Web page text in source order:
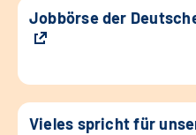
Jobbörse der
Vieles spricht für